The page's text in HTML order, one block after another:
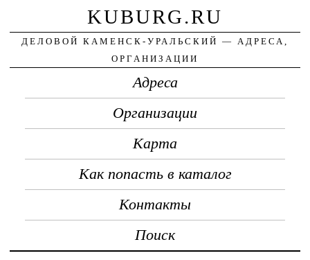
KUBURG.RU
ДЕЛОВОЙ КАМЕНСК-УРАЛЬСКИЙ — АДРЕСА,
ОРГАНИЗАЦИИ
Адреса
Организации
Карта
Как попасть в каталог
Контакты
Поиск